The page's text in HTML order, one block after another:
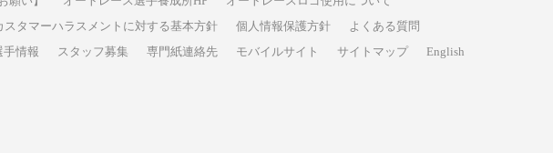
スタマーハラスメントに対する基本方針 個人情報保護方針
よくある質問
手情報 スタッフ募集 専門紙連絡先 モバイルサイト サイトマップ English